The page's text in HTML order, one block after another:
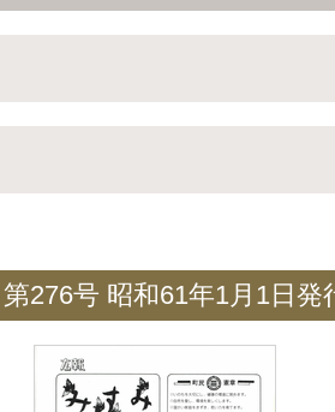
276号 昭和61年1月1日発